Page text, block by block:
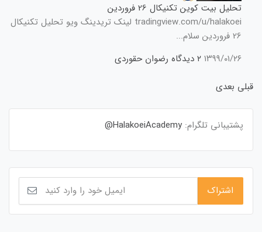
تحلیل بیت کوین تکنیکال 26 فروردین
tradingview.com/u/halakoei لینک تریدینگ ویو تحلیل تکنیکال
26 فروردین سلام...
۱۳۹۹/۰۱/۲۶ ۲ دیدگاه
رضوان حقوردی
قبلی بعدی
پشتیبانی تلگرام: HalakoeiAcademy@